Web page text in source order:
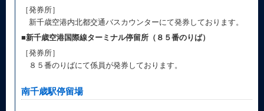
［発券所］
新千歳空港内北都交通バスカウンターにて発券しております。
■新千歳空港国際線ターミナル停留所（８５番のりば）
［発券所］
８５番のりばにて係員が発券しております。
南千歳駅停留場